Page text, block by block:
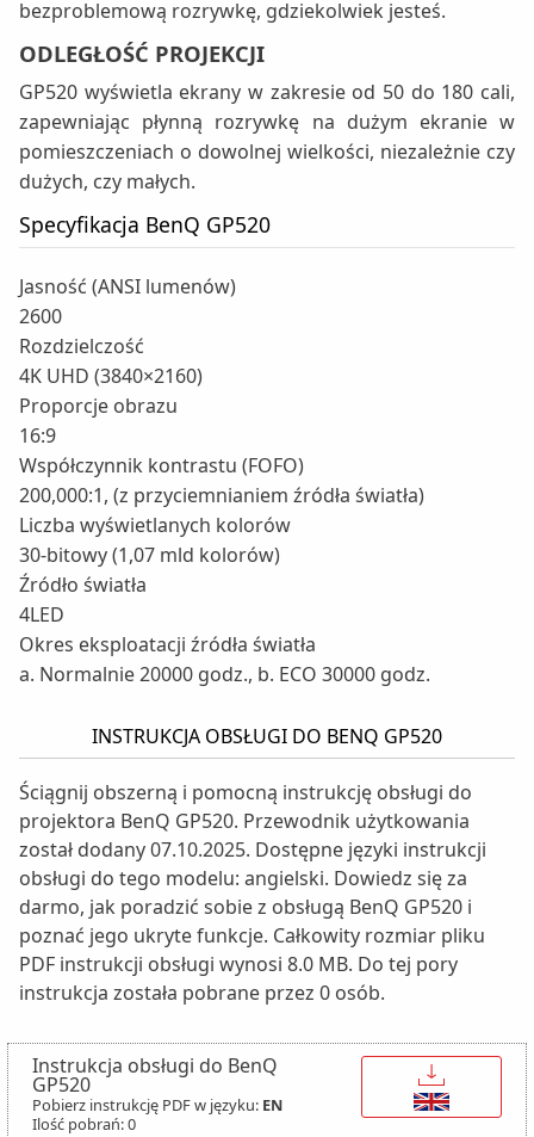
bezproblemową rozrywkę, gdziekolwiek jesteś.
ODLEGŁOŚĆ PROJEKCJI
GP520 wyświetla ekrany w zakresie od 50 do 180 cali,
zapewniając płynną rozrywkę na dużym ekranie w
pomieszczeniach o dowolnej wielkości, niezależnie czy
dużych, czy małych.
Specyfikacja BenQ GP520
Jasność (ANSI lumenów)
2600
Rozdzielczość
4K UHD (3840×2160)
Proporcje obrazu
16:9
Współczynnik kontrastu (FOFO)
200,000:1, (z przyciemnianiem źródła światła)
Liczba wyświetlanych kolorów
30-bitowy (1,07 mld kolorów)
Źródło światła
4LED
Okres eksploatacji źródła światła
a. Normalnie 20000 godz., b. ECO 30000 godz.
INSTRUKCJA OBSŁUGI DO BENQ GP520
Ściągnij obszerną i pomocną instrukcję obsługi do
projektora BenQ GP520. Przewodnik użytkowania
został dodany 07.10.2025. Dostępne języki instrukcji
obsługi do tego modelu: angielski. Dowiedz się za
darmo, jak poradzić sobie z obsługą BenQ GP520 i
poznać jego ukryte funkcje. Całkowity rozmiar pliku
PDF instrukcji obsługi wynosi 8.0 MB. Do tej pory
instrukcja została pobrane przez 0 osób.
Instrukcja obsługi do BenQ
GP520
Pobierz instrukcję PDF w języku: EN
Ilość pobrań: 0
↓